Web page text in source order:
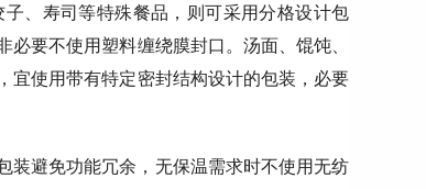
、寿司等特殊餐品，则可采用分格设计包
要不使用塑料缠绕膜封口。汤面、馄饨、
宜使用带有特定密封结构设计的包装，必要
装避免功能冗余，无保温需求时不使用无纺